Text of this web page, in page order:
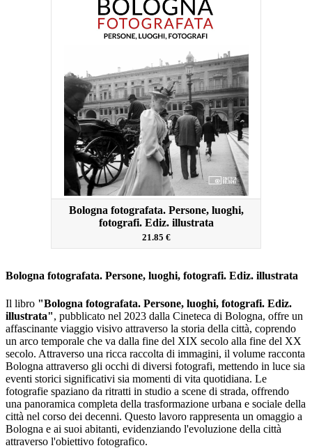
Bologna fotografata. Persone, luoghi,
fotografi. Ediz. illustrata
21.85 €
Bologna fotografata. Persone, luoghi, fotografi. Ediz. illustrata
Il libro "Bologna fotografata. Persone, luoghi, fotografi. Ediz.
illustrata", pubblicato nel 2023 dalla Cineteca di Bologna, offre un
affascinante viaggio visivo attraverso la storia della città, coprendo
un arco temporale che va dalla fine del XIX secolo alla fine del XX
secolo. Attraverso una ricca raccolta di immagini, il volume racconta
Bologna attraverso gli occhi di diversi fotografi, mettendo in luce sia
eventi storici significativi sia momenti di vita quotidiana. Le
fotografie spaziano da ritratti in studio a scene di strada, offrendo
una panoramica completa della trasformazione urbana e sociale della
città nel corso dei decenni. Questo lavoro rappresenta un omaggio a
Bologna e ai suoi abitanti, evidenziando l'evoluzione della città
attraverso l'obiettivo fotografico.